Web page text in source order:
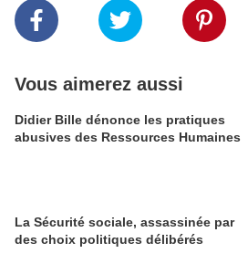
Vous aimerez aussi
Didier Bille dénonce les pratiques
abusives des Ressources Humaines
La Sécurité sociale, assassinée par
des choix politiques délibérés